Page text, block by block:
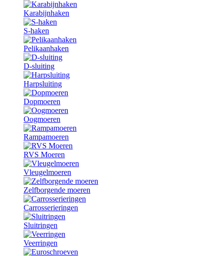
Karabijnhaken
S-haken
Pelikaanhaken
D-sluiting
Harpsluiting
Dopmoeren
Oogmoeren
Rampamoeren
RVS Moeren
Vleugelmoeren
Zelfborgende moeren
Carrosserieringen
Sluitringen
Veerringen